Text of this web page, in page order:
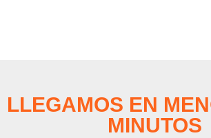
LLEGAMOS EN
MINUTOS